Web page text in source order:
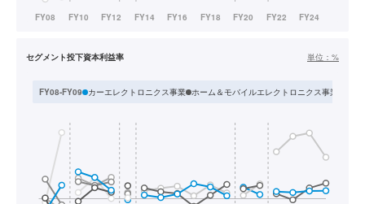
セグメント投下資本利益率 単位： %
FY08-FY09 カーエレクトロニクス事業 ホーム＆モバイルエレクトロニクス事業